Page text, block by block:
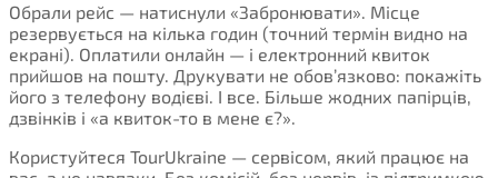
Обрали рейс — натиснули «Забронювати». Місце
резервується на кілька годин (точний термін видно на
екрані). Оплатили онлайн — і електронний квиток
прийшов на пошту. Друкувати не обов’язково: покажіть
його з телефону водієві. І все. Більше жодних папірців,
дзвінків і «а квиток-то в мене є?».
Користуйтеся TourUkraine — сервісом, який працює на